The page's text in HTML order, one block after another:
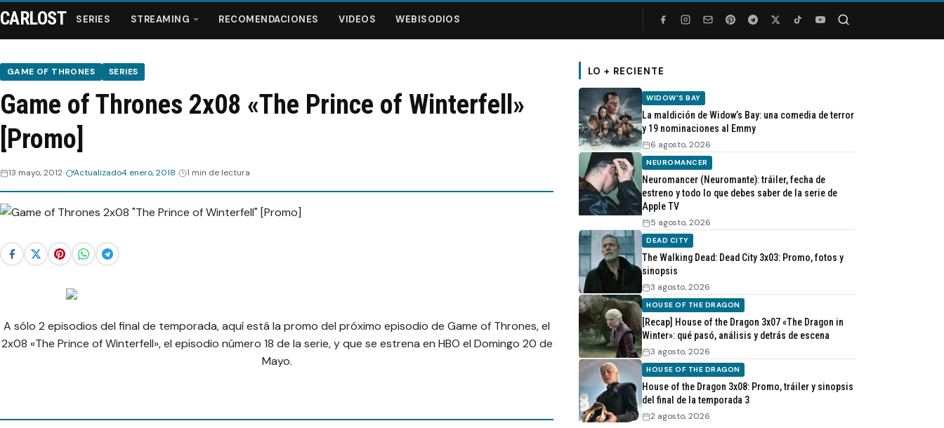
Series
Streaming
Webisodios
CARLOST SERIES STREAMING RECOMENDACIONES VIDEOS WEBISODIOS
GAME OF THRONES SERIES
Game of Thrones 2x08 «The Prince of Winterfell»
[Promo]
13 mayo, 2012 Actualizado4 enero, 2018 1 min de lectura
A sólo 2 episodios del final de temporada, aquí está la promo del próximo episodio de Game of Thrones, el
2x08 «The Prince of Winterfell», el episodio número 18 de la serie, y que se estrena en HBO el Domingo 20 de
Mayo.
LO + RECIENTE
WIDOW'S BAY
La maldición de Widow’s Bay: una comedia de terror
y 19 nominaciones al Emmy
6 agosto, 2026
NEUROMANCER
Neuromancer (Neuromante): tráiler, fecha de
estreno y todo lo que debes saber de la serie de
Apple TV
5 agosto, 2026
DEAD CITY
The Walking Dead: Dead City 3x03: Promo, fotos y
sinopsis
3 agosto, 2026
HOUSE OF THE DRAGON
[Recap] House of the Dragon 3x07 «The Dragon in
Winter»: qué pasó, análisis y detrás de escena
3 agosto, 2026
HOUSE OF THE DRAGON
House of the Dragon 3x08: Promo, tráiler y sinopsis
del final de la temporada 3
2 agosto, 2026